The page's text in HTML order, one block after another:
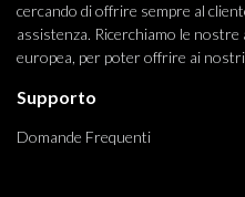
cercando di offrire sempre al
assistenza. Ricerchiamo le
europea, per poter offrire ai
Supporto
Domande Frequenti